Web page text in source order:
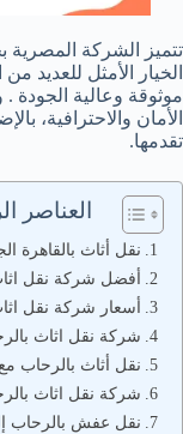
تتميز الشركة المصرية
الخيار الأمثل للعديد
موثوقة وعالية الجودة
الأمان والاحترافية،
تقدمها.
العناصر
نقل أثاث بالقاهرة الجديدة
أفضل شركة نقل
أسعار شركة نقل
شركة نقل اثاث بالرحاب
نقل أثاث بالرحاب
شركة نقل اثاث
نقل عفش بالرحاب